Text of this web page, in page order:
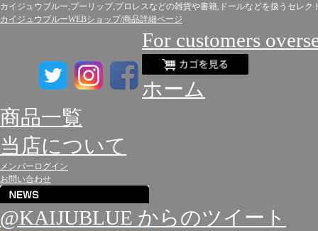
カイジュウブルー,プーリップ,プロレスなどの雑貨や書籍,ドールなどを扱うセレク
カイジュウブルーWEBショップ/商品詳細ページ
For customers
ホーム
商品一覧
当店について
メンバーログイン
お問い合わせ
@KAIJUBLUE からのツイート